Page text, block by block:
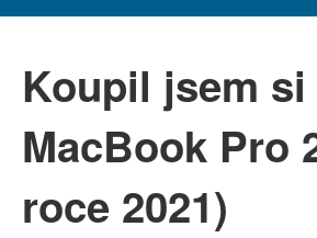
Koupil jsem si
MacBook Pro
roce 2021)